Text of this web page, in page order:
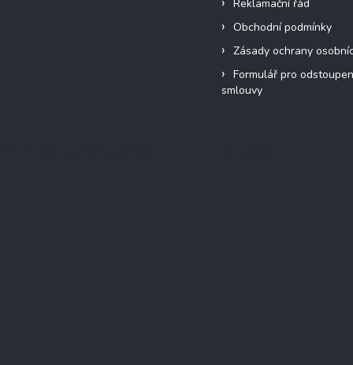
Reklamační řád
Obchodní podmínky
Zásady ochrany
Formulář pro
smlouvy